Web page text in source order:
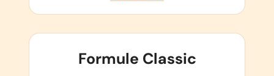
Formule Classic